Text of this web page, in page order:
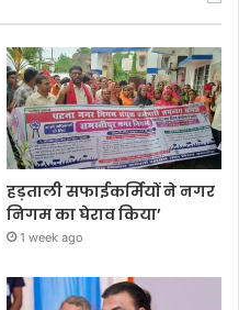
हड़ताली सफाईकर्मियों ने नगर
निगम का घेराव किया’
1 week ago